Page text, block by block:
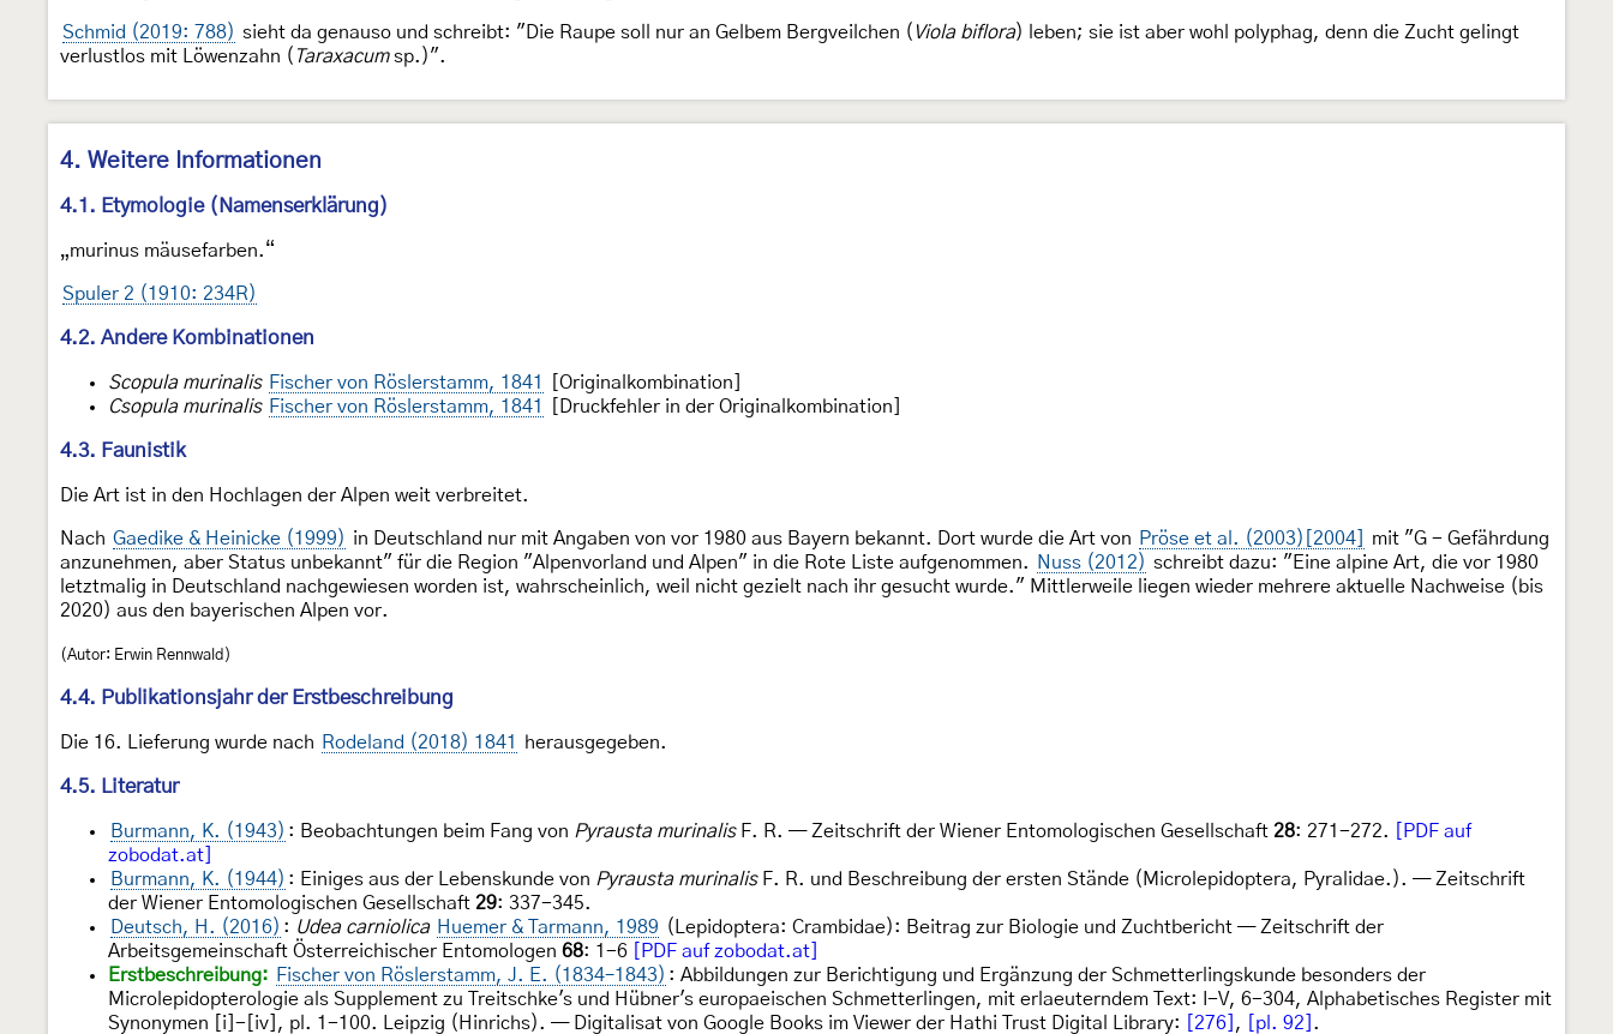
Schmid (2019: 788) sieht da genauso und schreibt: "Die Raupe soll nur an Gelbem Bergveilchen ( Viola biflora) leben; sie ist aber wohl polyphag, denn die Zucht gelingt
verlustlos mit Löwenzahn ( Taraxacumsp.)".
4. Weitere Informationen
4.1. Etymologie (Namenserklärung)
„murinus mäusefarben.“
Spuler 2 (1910: 234R)
4.2. Andere Kombinationen
Scopula murinalis Fischer von Röslerstamm, 1841
[Originalkombination]
Csopula murinalis Fischer von Röslerstamm, 1841 [Druckfehler in der Originalkombination]
4.3. Faunistik
Die Art ist in den Hochlagen der Alpen weit verbreitet.
Nach Gaedike & Heinicke (1999) in Deutschland nur mit Angaben von vor 1980 aus Bayern bekannt. Dort wurde die Art von Pröse et al. (2003)[2004]
mit "G - Gefährdung
anzunehmen, aber Status unbekannt" für die Region "Alpenvorland und Alpen" in die Rote Liste aufgenommen.
Nuss (2012) schreibt dazu: "Eine alpine Art, die vor 1980
letztmalig in Deutschland nachgewiesen worden ist, wahrscheinlich, weil nicht gezielt nach ihr gesucht wurde." Mittlerweile liegen wieder mehrere aktuelle Nachweise (bis
2020) aus den bayerischen Alpen vor.
(Autor: Erwin Rennwald)
4.4. Publikationsjahr der Erstbeschreibung
Die 16. Lieferung wurde nach Rodeland (2018) 1841 herausgegeben.
4.5. Literatur
Burmann, K. (1943) : Beobachtungen beim Fang von Pyrausta murinalisF. R. — Zeitschrift der Wiener Entomologischen Gesellschaft 28: 271-272.
[PDF auf
zobodat.at]
Burmann, K. (1944) : Einiges aus der Lebenskunde von Pyrausta murinalisF. R. und Beschreibung der ersten Stände (Microlepidoptera, Pyralidae.). — Zeitschrift
der Wiener Entomologischen Gesellschaft 29: 337-345.
Deutsch, H. (2016) : Udea carniolica Huemer & Tarmann, 1989 (Lepidoptera: Crambidae): Beitrag zur Biologie und Zuchtbericht — Zeitschrift der
Arbeitsgemeinschaft Österreichischer Entomologen 68: 1-6
[PDF auf zobodat.at]
Erstbeschreibung: Fischer von Röslerstamm, J. E. (1834–1843) : Abbildungen zur Berichtigung und Ergänzung der Schmetterlingskunde besonders der
Microlepidopterologie als Supplement zu Treitschke's und Hübner's europaeischen Schmetterlingen, mit erlaeuterndem Text: I-V, 6-304, Alphabetisches Register mit
Synonymen [i]-[iv], pl. 1-100. Leipzig (Hinrichs). — Digitalisat von Google Books im Viewer der Hathi Trust Digital Library:
[276] , [pl. 92] .